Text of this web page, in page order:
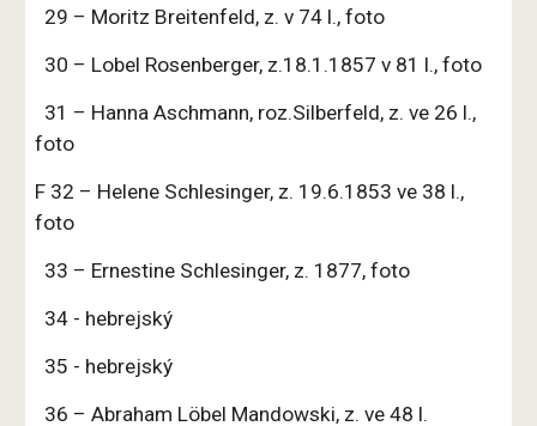
29 – Moritz Breitenfeld, z. v 74 l., foto
30 – Lobel Rosenberger, z.18.1.1857 v 81 l., foto
31 – Hanna Aschmann, roz.Silberfeld, z. ve 26 l.,
foto
F 32 – Helene Schlesinger, z. 19.6.1853 ve 38 l.,
foto
33 – Ernestine Schlesinger, z. 1877, foto
34 - hebrejský
35 - hebrejský
36 – Abraham Löbel Mandowski, z. ve 48 l.